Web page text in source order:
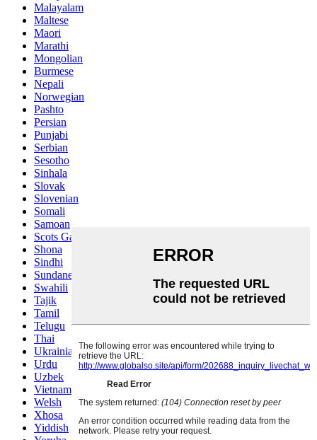
Malayalam
Maltese
Maori
Marathi
Mongolian
Burmese
Nepali
Norwegian
Pashto
Persian
Punjabi
Serbian
Sesotho
Sinhala
Slovak
Slovenian
Somali
Samoan
Scots Gaelic
Shona
Sindhi
Sundanese
Swahili
Tajik
Tamil
Telugu
Thai
Ukrainian
Urdu
Uzbek
Vietnamese
Welsh
Xhosa
Yiddish